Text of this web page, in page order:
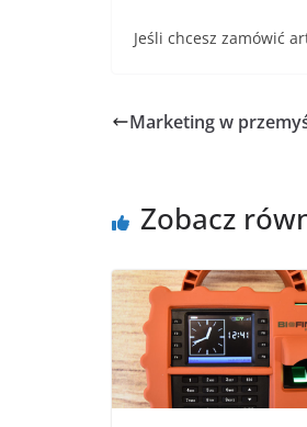
Jeśli chcesz zamówić
Marketing w
Zobacz